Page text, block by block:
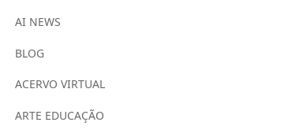
AI NEWS
BLOG
ACERVO VIRTUAL
ARTE EDUCAÇÃO